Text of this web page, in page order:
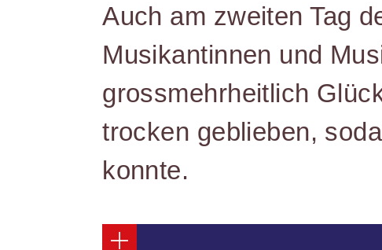
Auch am zweiten Tag
Musikantinnen und
grossmehrheitlich
trocken geblieben,
konnte.